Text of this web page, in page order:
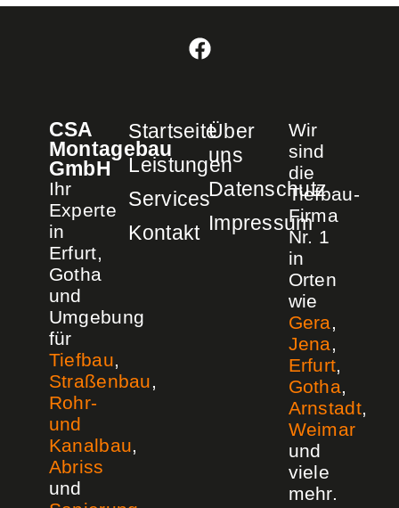
CSA
Montagebau
GmbH
Ihr
Experte
in
Erfurt,
Gotha
und
Umgebung
für
Tiefbau,
Straßenbau,
Rohr-
und
Kanalbau,
Abriss
und
Startseite
Leistungen
Services
Kontakt
Über
uns
Datenschutz
Impressum
Wir
sind
die
Tiefbau-
Firma
Nr. 1
in
Orten
wie
Gera,
Jena,
Erfurt,
Gotha,
Arnstadt,
Weimar
und
viele
mehr.